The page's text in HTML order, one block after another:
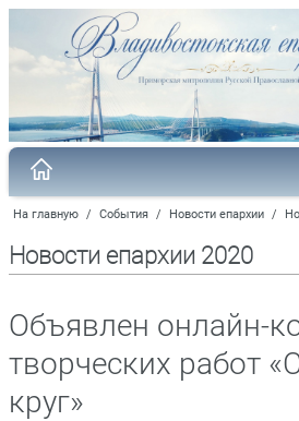
На главную / События / Новости епархии /
Новости епархии 2020
Объявлен онлайн-
творческих работ
круг»